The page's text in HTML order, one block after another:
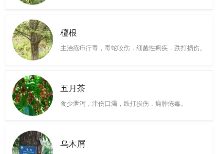
檀根
主治疮疖疔毒，毒蛇咬伤，细菌性痢疾，跌打损伤。
五月茶
食少泄泻，津伤口渴，跌打损伤，痈肿疮毒。
乌木屑